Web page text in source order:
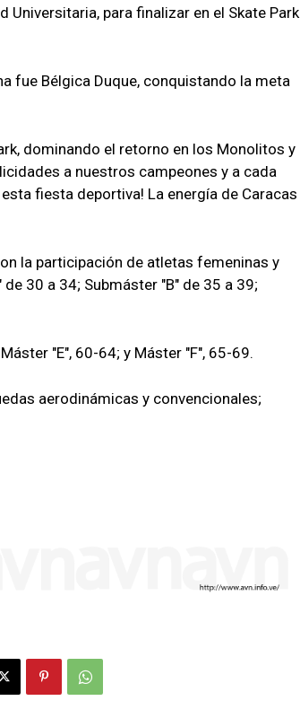
para finalizar en el Skate Park
fue Bélgica Duque, conquistando la meta
dominando el retorno en los Monolitos y
a nuestros campeones y a cada
fiesta deportiva! La energía de Caracas
la participación de atletas femeninas y
30 a 34; Submáster "B" de 35 a 39;
"E", 60-64; y Máster "F", 65-69.
aerodinámicas y convencionales;